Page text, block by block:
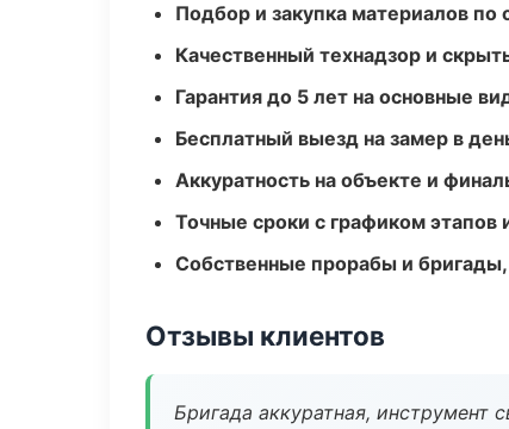
Подбор и закупка материалов
Качественный технадзор и
Гарантия до 5 лет на основные
Бесплатный выезд на замер в
Аккуратность на объекте и
Точные сроки с графиком этапов
Собственные прорабы и
Отзывы клиентов
Бригада аккуратная, инструмент